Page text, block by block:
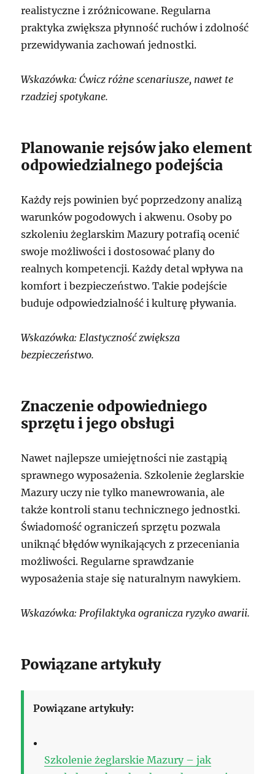
realistyczne i zróżnicowane. Regularna
praktyka zwiększa płynność ruchów i zdolność
przewidywania zachowań jednostki.
Wskazówka: Ćwicz różne scenariusze, nawet te
rzadziej spotykane.
Planowanie rejsów jako element
odpowiedzialnego podejścia
Każdy rejs powinien być poprzedzony analizą
warunków pogodowych i akwenu. Osoby po
szkoleniu żeglarskim Mazury potrafią ocenić
swoje możliwości i dostosować plany do
realnych kompetencji. Każdy detal wpływa na
komfort i bezpieczeństwo. Takie podejście
buduje odpowiedzialność i kulturę pływania.
Wskazówka: Elastyczność zwiększa
bezpieczeństwo.
Znaczenie odpowiedniego
sprzętu i jego obsługi
Nawet najlepsze umiejętności nie zastąpią
sprawnego wyposażenia. Szkolenie żeglarskie
Mazury uczy nie tylko manewrowania, ale
także kontroli stanu technicznego jednostki.
Świadomość ograniczeń sprzętu pozwala
uniknąć błędów wynikających z przeceniania
możliwości. Regularne sprawdzanie
wyposażenia staje się naturalnym nawykiem.
Wskazówka: Profilaktyka ogranicza ryzyko awarii.
Powiązane artykuły
Powiązane artykuły:
Szkolenie żeglarskie Mazury – jak